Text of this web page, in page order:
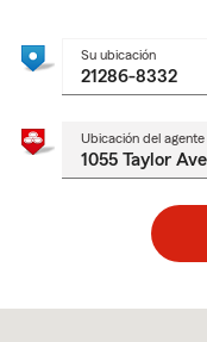
Su ubicación
Ubicación del agente